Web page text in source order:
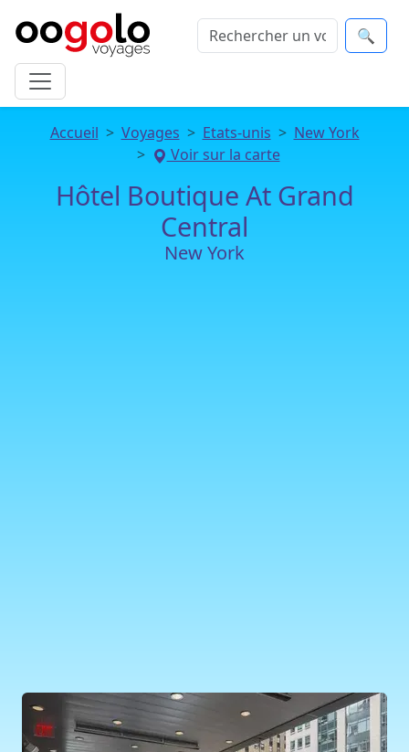
🔍
Accueil Voyages Etats-unis
New York
Voir sur la carte
Hôtel Boutique At Grand
Central
New York